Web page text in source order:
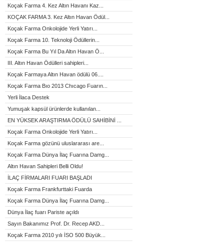
Koçak Farma 4. Kez Altın Havanı Kaz...
KOÇAK FARMA 3. Kez Altın Havan Ödül...
Koçak Farma Onkolojide Yerli Yatırı...
Koçak Farma 10. Teknoloji Ödüllerin...
Koçak Farma Bu Yıl Da Altın Havan Ö...
III. Altın Havan Ödülleri sahipleri...
Koçak Farmaya Altın Havan ödülü 06....
Koçak Farma Bıo 2013 Chıcago Fuarın...
Yerli İlaca Destek
Yumuşak kapsül ürünlerde kullanılan...
EN YÜKSEK ARAŞTIRMA ÖDÜLÜ SAHİBİNİ ...
Koçak Farma Onkolojide Yerli Yatırı...
Koçak Farma gözünü uluslararası are...
Koçak Farma Dünya İlaç Fuarına Damg...
Altın Havan Sahipleri Belli Oldu!
İLAÇ FİRMALARI FUARI BAŞLADI
Koçak Farma Frankfurttaki Fuarda
Koçak Farma Dünya İlaç Fuarına Damg...
Dünya İlaç fuarı Pariste açıldı
Sayın Bakanımız Prof. Dr. Recep AKD...
Koçak Farma 2010 yılı İSO 500 Büyük...